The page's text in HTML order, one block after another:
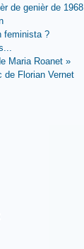
de genièr de 1968
feminista ?
Maria Roanet »
de Florian Vernet